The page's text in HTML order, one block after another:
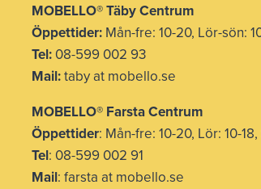
MOBELLO®Täby Centrum
Öppettider:Mån-fre: 10-20, Lör-sön:
Tel:08-599 002 93
Mail:taby at mobello.se
MOBELLO® Farsta Centrum
Öppettider: Mån-fre: 10-20, Lör: 10-18,
Tel: 08-599 002 91
Mail: farsta at mobello.se